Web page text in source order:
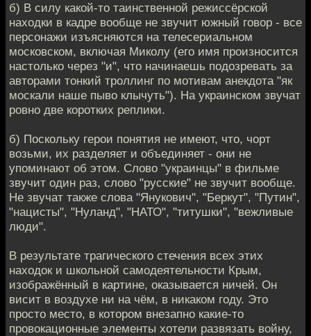
б) В силу какой-то таинственной режиссёрской
находки в кадре вообще не звучит южный говор - все
персонажи изъясняются на телесериальном
московском, включая Миколу (его имя произносится
настолько через "и", что начинаешь подозревать за
авторами тонкий троллинг по мотивам анекдота "як
москали наше пыво клычуть"). На украинском звучат
ровно две коротких реплики.
б) Поскольку герои понятия не имеют, что, чорт
возьми, их разделяет и объединяет - они не
упоминают об этом. Слово "украинцы" в фильме
звучит один раз, слово "русские" не звучит вообще.
Не звучат также слова "Янукович", "Беркут", "Путин",
"нацисты", "Нуланд", "НАТО", "титушки", "вежливые
люди".
В результате трагического стечения всех этих
находок и школьной самодеятельности Крым,
изображённый в картине, оказывается ничей. Он
висит в воздухе ни на чём, в никаком году. Это
просто место, в котором внезапно какие-то
провокационные элементы хотели развязать войну,